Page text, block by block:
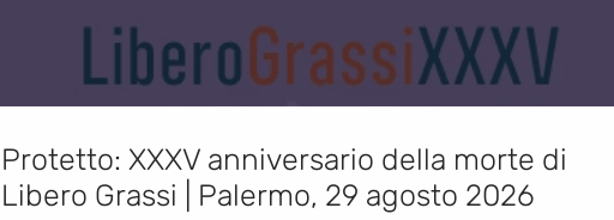
Protetto: XXXV anniversario della morte di
Libero Grassi | Palermo, 29 agosto 2026